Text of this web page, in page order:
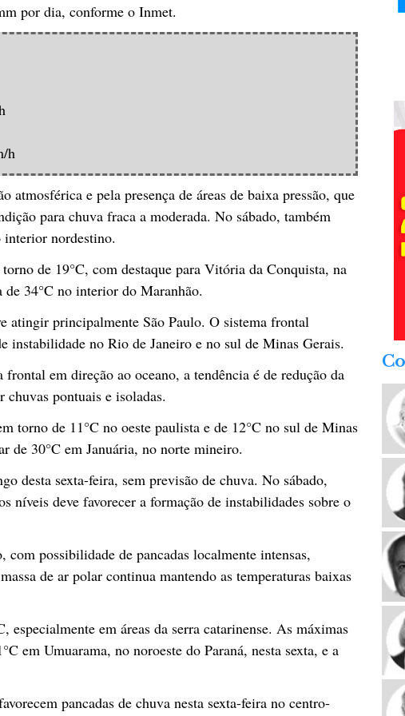
por dia, conforme o Inmet.
h
e pela presença de áreas de baixa pressão, que
para chuva fraca a moderada. No sábado, também
interior nordestino.
de 19°C, com destaque para Vitória da Conquista, na
34°C no interior do Maranhão.
atingir principalmente São Paulo. O sistema frontal
instabilidade no Rio de Janeiro e no sul de Minas Gerais.
em direção ao oceano, a tendência é de redução da
pontuais e isoladas.
torno de 11°C no oeste paulista e de 12°C no sul de Minas
de 30°C em Januária, no norte mineiro.
desta sexta-feira, sem previsão de chuva. No sábado,
níveis deve favorecer a formação de instabilidades sobre o
possibilidade de pancadas localmente intensas,
de ar polar continua mantendo as temperaturas baixas
em áreas da serra catarinense. As máximas
em Umuarama, no noroeste do Paraná, nesta sexta, e a
pancadas de chuva nesta sexta-feira no centro-